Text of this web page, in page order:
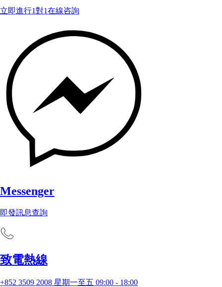
立即進行1對1在線咨詢
Messenger
即發訊息查詢
致電熱線
+852 3509 2008 星期一至五 09:00 - 18:00